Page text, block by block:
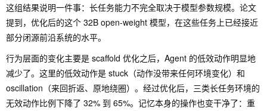
这组结果说明一件事：长任务能力不完全取决于模型参数规模。论文
提到，优化后的这个 32B open-weight 模型，在这些任务上已经接近
部分闭源前沿系统的水平。
行为层面的变化主要是 scaffold 优化之后，Agent 的低效动作明显地
减少了。这里的低效动作是 stuck（动作没带来任何环境变化）和
oscillation（来回折返、原地绕圈）。经过优化后，三类长任务环境的
无效动作比例下降了 32% 到 65%。记忆本身的操作也变干净了：重